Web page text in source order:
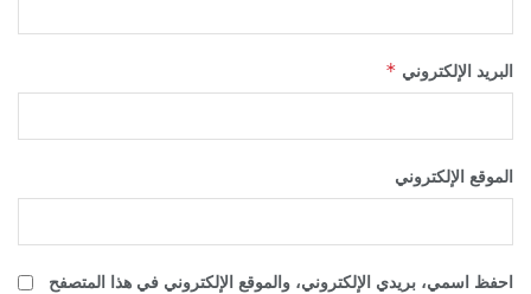
البريد الإلكتروني *
الموقع الإلكتروني
احفظ اسمي، بريدي الإلكتروني، والموقع الإلكتروني في هذا المتصفح